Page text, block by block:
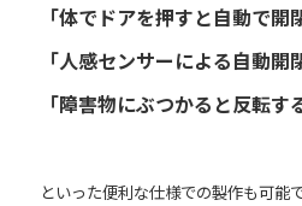
「体でドアを押すと自動で開
「人感センサーによる自動開
「障害物にぶつかると反転す
といった便利な仕様での製作も可能